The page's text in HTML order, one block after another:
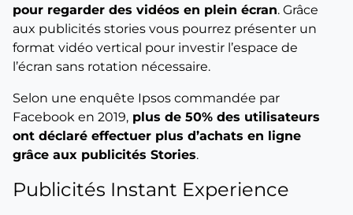
pour regarder des vidéos en plein écran. Grâce
aux publicités stories vous pourrez présenter un
format vidéo vertical pour investir l’espace de
l’écran sans rotation nécessaire.
Selon une enquête Ipsos commandée par
Facebook en 2019, plus de 50% des utilisateurs
ont déclaré effectuer plus d’achats en ligne
grâce aux publicités Stories.
Publicités Instant Experience